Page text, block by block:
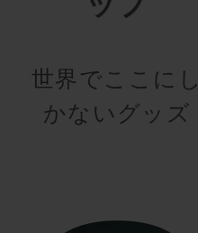
世界でここにし
かないグッズ